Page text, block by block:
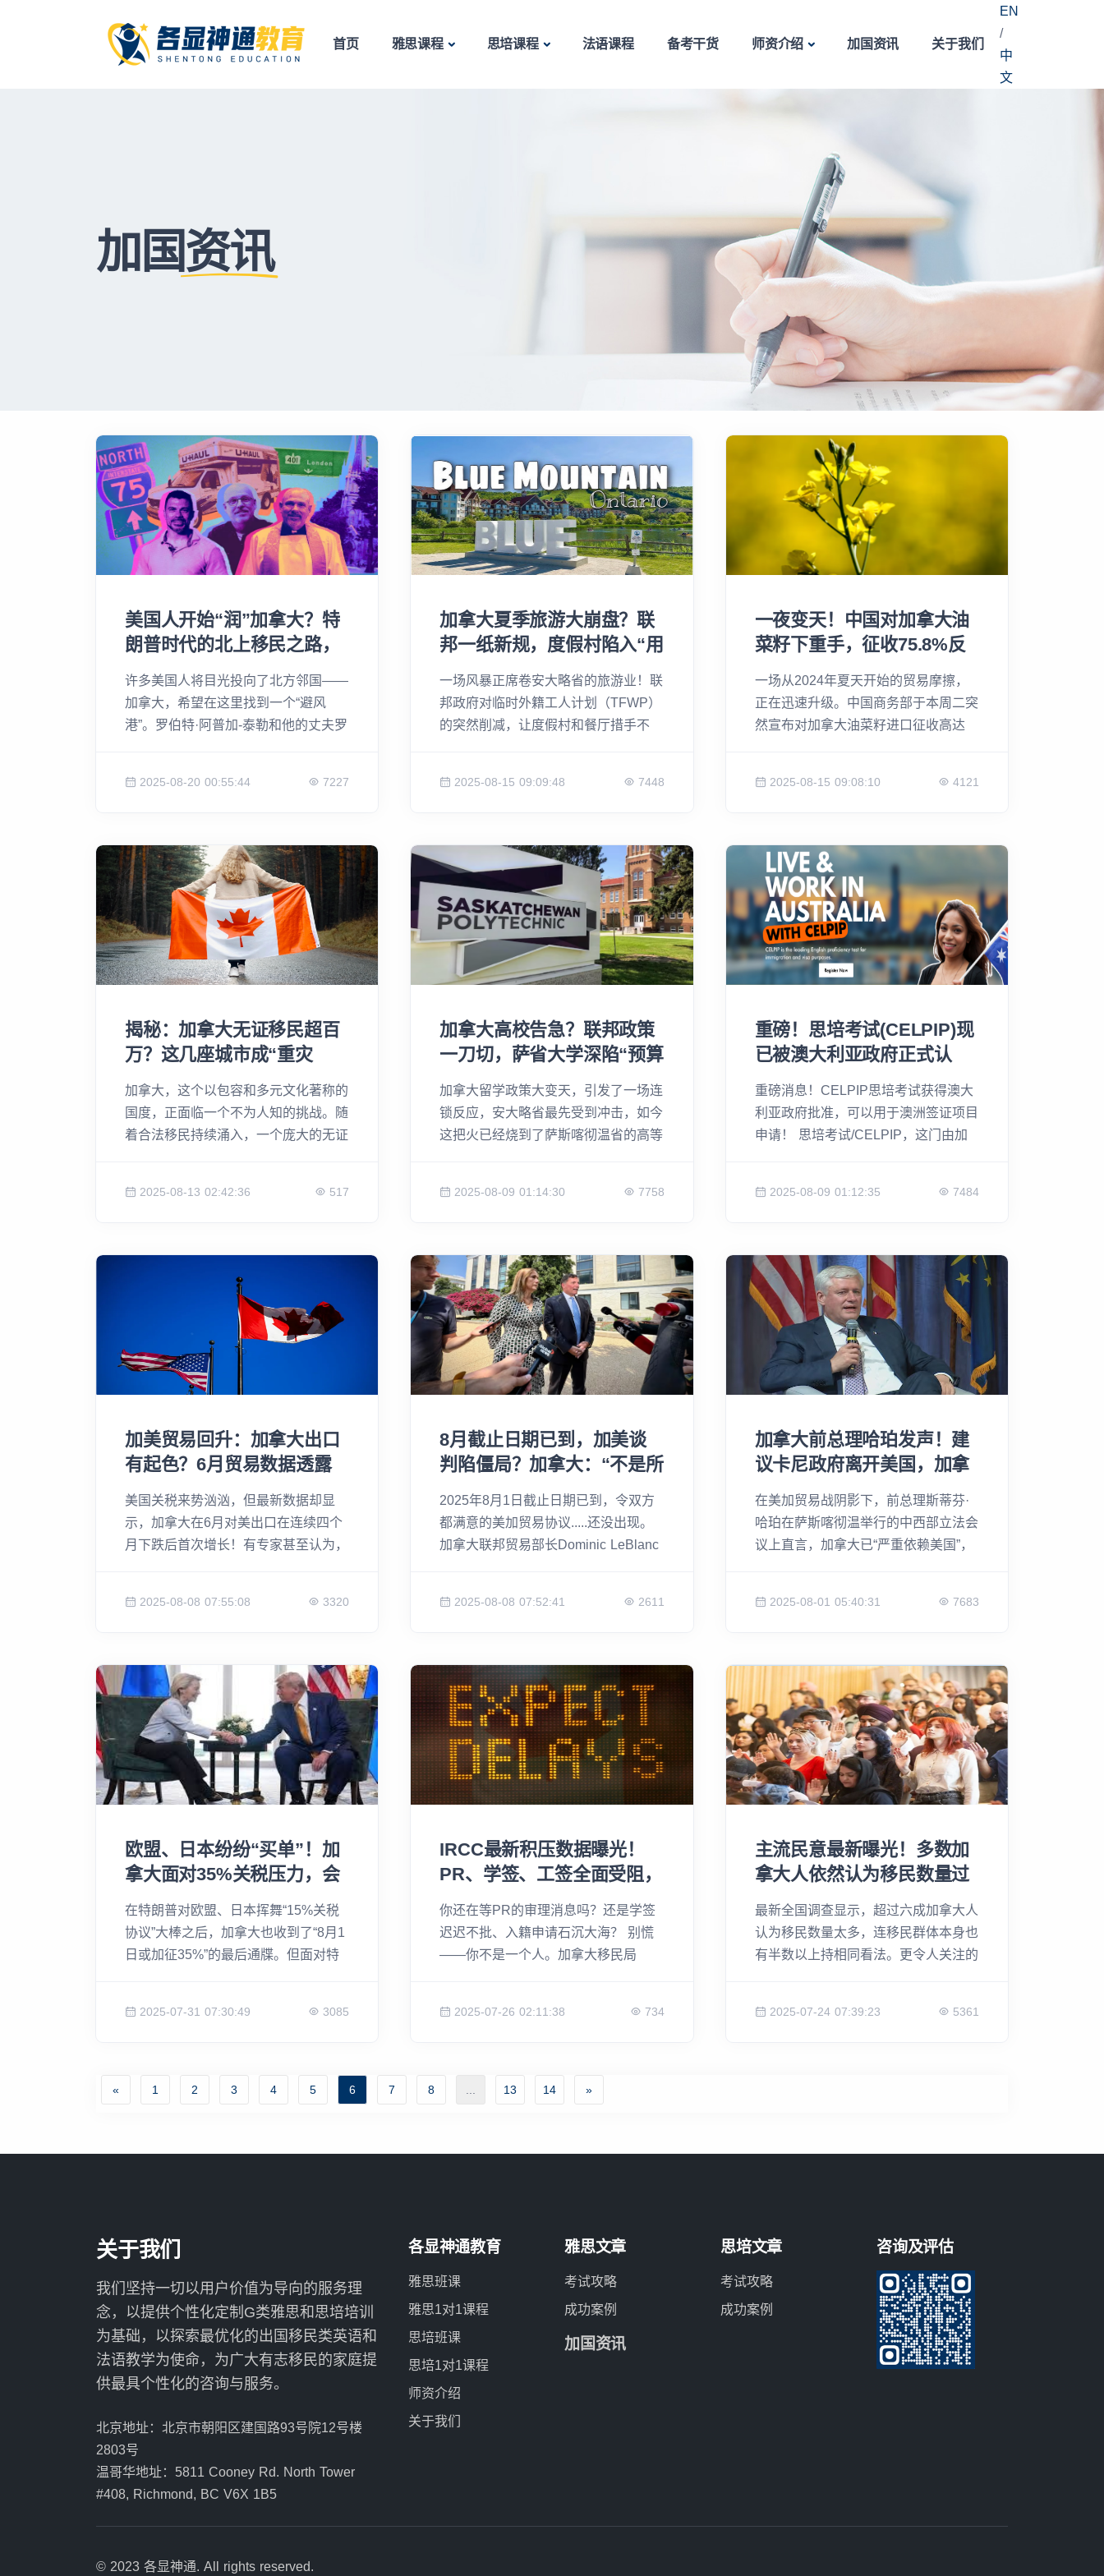
首页 雅思课程 思培课程 法语课程 备考干货 师资介绍 加国资讯 关于我们
EN
/
中
文
加国资讯
美国人开始“润”加拿大？特
朗普时代的北上移民之路，
现实比想象残酷......
许多美国人将目光投向了北方邻国——
加拿大，希望在这里找到一个“避风
港”。罗伯特·阿普加-泰勒和他的丈夫罗
境时，满心欢喜地拍照留念，憧憬在加
外国买家税、繁琐的移民程序、以及身
份认同带来的职场困境，他们不仅没有
获得想象中的安全感，甚至连基本的生
活和医疗都成了问题。这篇报道揭示了
一个残酷的现实：加拿大并非所有人的
避难所，即使拿着美国护照，也可能面
2025-08-20 00:55:44 7227
加拿大夏季旅游大崩盘？联
邦一纸新规，度假村陷入“用
工荒”！
一场风暴正席卷安大略省的旅游业！联
邦政府对临时外籍工人计划（TFWP）
的突然削减，让度假村和餐厅措手不
渔猎小屋，都不得不缩减营业时间甚至
市场出了问题，还是政策本身“一刀
切”？本文将带你深入这场危机，探寻
政策背后的无奈与矛盾。
2025-08-15 09:09:48 7448
一夜变天！中国对加拿大油
菜籽下重手，征收75.8%反
倾销税？
一场从2024年夏天开始的贸易摩擦，
正在迅速升级。中国商务部于本周二突
然宣布对加拿大油菜籽进口征收高达
看到了一个巨大的“机会”。中国为何突
年的菜籽油，在渥太华对中方表态保持
沉默之际，这场贸易战又将如何收场？
2025-08-15 09:08:10 4121
揭秘：加拿大无证移民超百
万？这几座城市成“重灾
区”！
加拿大，这个以包容和多元文化著称的
国度，正面临一个不为人知的挑战。随
着合法移民持续涌入，一个庞大的无证
绝大多数都集中在少数几个大城市。从
经济和社会带来了哪些影响？本文将深
入剖析加拿大无证移民的现状，带你了
解数据背后的真实故事。
2025-08-13 02:42:36 517
加拿大高校告急？联邦政策
一刀切，萨省大学深陷“预算
危机”，竟开始二次裁员！
加拿大留学政策大变天，引发了一场连
锁反应，安大略省最先受到冲击，如今
这把火已经烧到了萨斯喀彻温省的高等
彻温理工学院的学费收入严重缩水，面
的教职员工和学生们忧心忡忡，质疑其
教育质量和长期发展。在联邦政策的冲
击下，各省政府、教育机构和学生们将
如何应对这场前所未有的“预算危机”？
2025-08-09 01:14:30 7758
重磅！思培考试(CELPIP)现
已被澳大利亚政府正式认
可！
重磅消息！CELPIP思培考试获得澳大
利亚政府批准，可以用于澳洲签证项目
申请！ 思培考试/CELPIP，这门由加
考试，以一次性三小时完成听、说、
提供了新的权威选择，也进一步巩固了
其作为国际英语能力评测“新标准”的地
位。
2025-08-09 01:12:35 7484
加美贸易回升：加拿大出口
有起色？6月贸易数据透露
玄机！
美国关税来势汹汹，但最新数据却显
示，加拿大在6月对美出口在连续四个
月下跌后首次增长！有专家甚至认为，
指出，出口虽然略有回升，但仍处于低
还是暴风雨来临前的平静？令双方都满
意的贸易协定，何时才会出炉？
2025-08-08 07:55:08 3320
8月截止日期已到，加美谈
判陷僵局？加拿大：“不是所
有协议都值得签！”
2025年8月1日截止日期已到，令双方
都满意的美加贸易协议.....还没出现。
加拿大联邦贸易部长Dominic LeBlanc
“坏协议”。在美加未能如期达成贸易协
还有建议主动让步的。这场关税风波，
不只是贸易谈判，更是对国家经济自主
性的严峻考验。 神通小助手带你精读
这条CBC头条新闻👇
2025-08-08 07:52:41 2611
加拿大前总理哈珀发声！建
议卡尼政府离开美国，加拿
大应该“另谋出路”
在美加贸易战阴影下，前总理斯蒂芬·
哈珀在萨斯喀彻温举行的中西部立法会
议上直言，加拿大已“严重依赖美国”，
济安全，多元化市场才是长远之计。
2025-08-01 05:40:31 7683
欧盟、日本纷纷“买单”！加
拿大面对35%关税压力，会
妥协吗？
在特朗普对欧盟、日本挥舞“15%关税
协议”大棒之后，加拿大也收到了“8月1
日或加征35%”的最后通牒。但面对特
反驳：“美国需要加拿大的能源，不是
2025-07-31 07:30:49 3085
IRCC最新积压数据曝光！
PR、学签、工签全面受阻，
连入籍都要等到花儿都谢
了？
你还在等PR的审理消息吗？还是学签
迟迟不批、入籍申请石沉大海？ 别慌
——你不是一个人。加拿大移民局
中38.5%已经超期未处理。 无论是技
字背后，是一封封延迟的录取信，是一
2025-07-26 02:11:38 734
主流民意最新曝光！多数加
拿大人依然认为移民数量过
高！
最新全国调查显示，超过六成加拿大人
认为移民数量太多，连移民群体本身也
有半数以上持相同看法。更令人关注的
龄层与身份背景。这场关于“移民”的民
2025-07-24 07:39:23 5361
« 1 2 3 4 5 6 7 8 13 14 »
关于我们
我们坚持一切以用户价值为导向的服务理
念，以提供个性化定制G类雅思和思培培训
为基础，以探索最优化的出国移民类英语和
法语教学为使命，为广大有志移民的家庭提
供最具个性化的咨询与服务。
北京地址：北京市朝阳区建国路93号院12号楼
2803号
温哥华地址：5811 Cooney Rd. North Tower
#408, Richmond, BC V6X 1B5
各显神通教育
雅思班课
雅思1对1课程
思培班课
思培1对1课程
师资介绍
关于我们
雅思文章
考试攻略
成功案例
加国资讯
思培文章
考试攻略
成功案例
咨询及评估
© 2023 各显神通. All rights reserved.